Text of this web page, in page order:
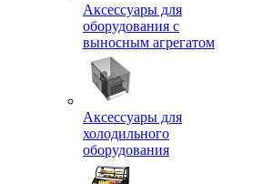
Аксессуары для
оборудования с
выносным агрегатом
Аксессуары для
холодильного
оборудования